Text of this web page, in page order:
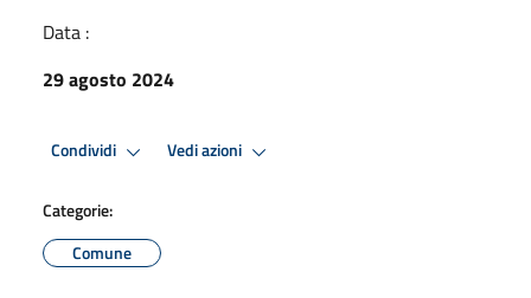
Data :
29 agosto 2024
Condividi Vedi azioni
Categorie:
Comune